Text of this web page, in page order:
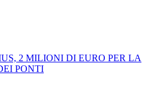
2 MILIONI DI EURO PER LA
PONTI